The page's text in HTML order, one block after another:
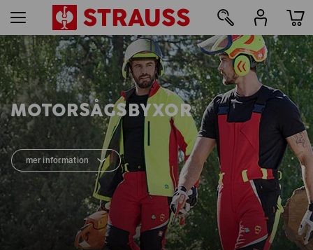
MOTORSÅGSBYXOR
mer information
5